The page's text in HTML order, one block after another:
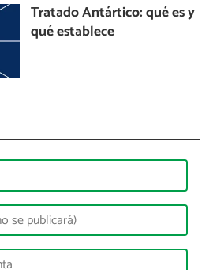
Tratado Antártico: qué es y
qué establece